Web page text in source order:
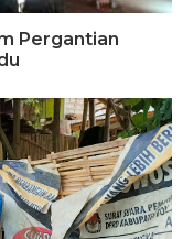
Pergantian